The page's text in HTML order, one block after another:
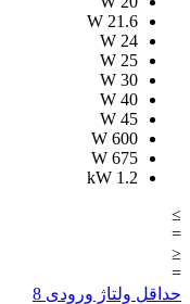
21.6
W
24
W
25
W
30
W
40
W
45
W
600
W
675
W
1.2
kW
≥
=
≤
=
حداقل ولتاژ ورودی 8